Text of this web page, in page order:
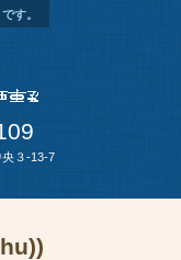
す。
３-13-7